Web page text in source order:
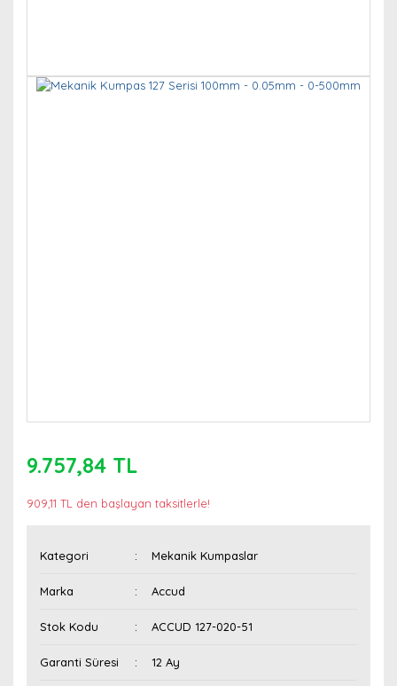
9.757,84 TL
909,11 TL den başlayan taksitlerle!
Kategori Mekanik Kumpaslar
Marka Accud
Stok Kodu ACCUD 127-020-51
Garanti Süresi 12 Ay